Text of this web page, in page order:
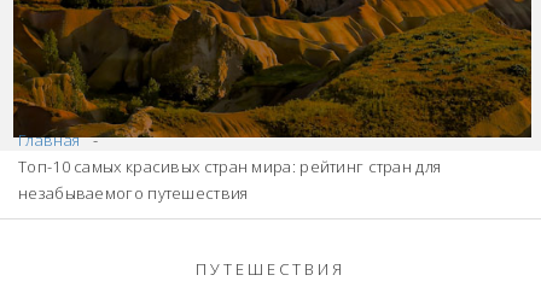
Главная
Топ-10 самых красивых стран мира: рейтинг стран для
незабываемого путешествия
ПУТЕШЕСТВИЯ